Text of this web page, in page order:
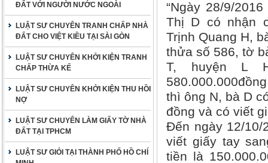
ĐẤT VỚI NGƯỜI NƯỚC NGOÀI
LUẬT SƯ CHUYÊN TRANH CHẤP NHÀ
ĐẤT CHO VIỆT KIỀU TẠI SÀI GÒN
LUẬT SƯ CHUYÊN KHỞI KIỆN TRANH
CHẤP THỪA KẾ
LUẬT SƯ CHUYÊN KHỞI KIỆN THU HỒI
NỢ
LUẬT SƯ CHUYÊN LÀM GIẤY TỜ NHÀ
ĐẤT TẠI TPHCM
LUẬT SƯ GIỎI TẠI THÀNH PHỐ HỒ CHÍ
“Ngày 28/9/
Thị D có nhận
Trịnh Quang H,
thửa số 586, tờ
T, huyện L
thì ông N, bà D
đồng và có viết
Đến ngày 12/10/
viết giấy tay
tiền là